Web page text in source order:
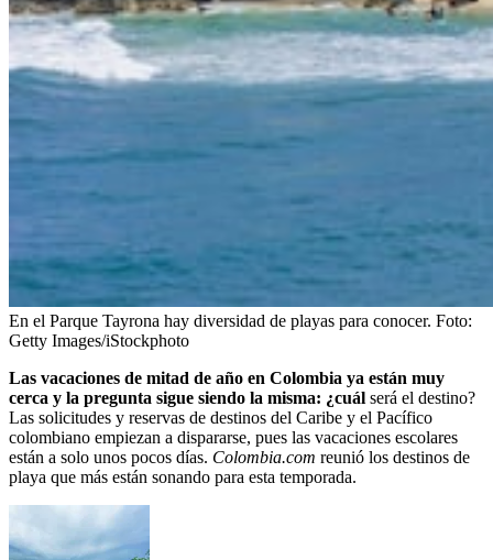
En el Parque Tayrona hay diversidad de playas para conocer. Foto:
Getty Images/iStockphoto
Las vacaciones de mitad de año en Colombia ya están muy
cerca y la pregunta sigue siendo la misma: ¿cuál será el destino?
Las solicitudes y reservas de destinos del Caribe y el Pacífico
colombiano empiezan a dispararse, pues las vacaciones escolares
están a solo unos pocos días. Colombia.com reunió los destinos de
playa que más están sonando para esta temporada.